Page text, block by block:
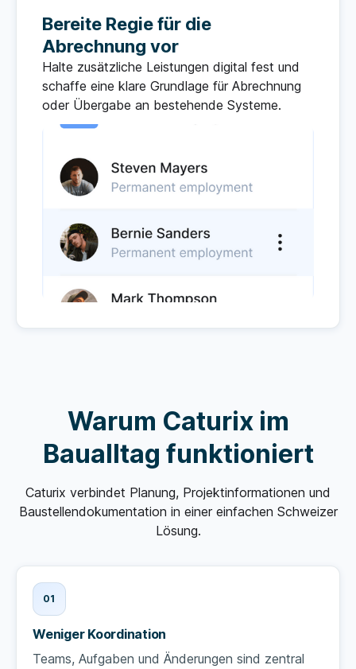
Bereite Regie für die
Abrechnung vor
Halte zusätzliche Leistungen digital fest und
schaffe eine klare Grundlage für Abrechnung
oder Übergabe an bestehende Systeme.
Warum Caturix im
Baualltag funktioniert
Caturix verbindet Planung, Projektinformationen und
Baustellendokumentation in einer einfachen Schweizer
Lösung.
Weniger Koordination
Teams, Aufgaben und Änderungen sind zentral